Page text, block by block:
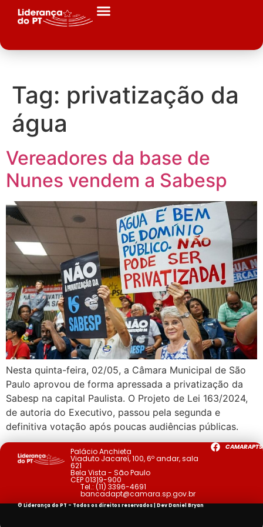
Tag: privatização da
água
Vereadores da base de
Nunes vendem a Sabesp
Nesta quinta-feira, 02/05, a Câmara Municipal de São
Paulo aprovou de forma apressada a privatização da
Sabesp na capital Paulista. O Projeto de Lei 163/2024,
de autoria do Executivo, passou pela segunda e
definitiva votação após poucas audiências públicas.
Palácio Anchieta
Viaduto Jacareí, 100, 6º andar, sala
621
Bela Vista - São Paulo
CEP 01319-900
Tel.: (11) 3396-4691
bancadapt@camara.sp.gov.br
© Liderança do PT - Todos os direitos reservados | DevDaniel Bryan